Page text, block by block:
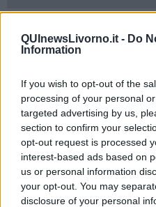
QUInewsLivorno.it - Do
Information
If you wish to opt-out of the
processing of your personal
targeted advertising by us,
section to confirm your
opt-out request is processed
interest-based ads based on
us or personal information
your opt-out. You may
disclosure of your personal
LIVORNO —La Polizia di Stato
Alle ore 16, 30 circa di ieri 4
Polizia di Stato sono intervenuti
era giunta una richiesta da parte
riferiva di aver parcheggiato
aveva notato un uomo trafugare